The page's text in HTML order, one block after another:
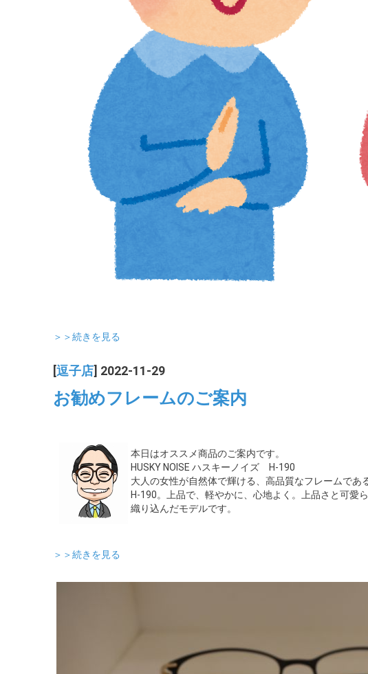
＞＞続きを見る
逗子店 ] 2022-11-29
お勧めフレームのご案内
本日はオススメ商品のご案内です。
HUSKY NOISE ハスキーノイズ H-190
大人の女性が自然体で輝ける、高品質なフレームであ
H-190。上品で、軽やかに、心地よく。上品さと可愛
織り込んだモデルです。
＞＞続きを見る